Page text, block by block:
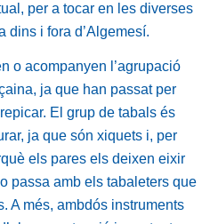
per a tocar en les diverses
dins i fora d’Algemesí.
o acompanyen l’agrupació
ja que han passat per
El grup de tabals és
ja que són xiquets i, per
els pares els deixen eixir
passa amb els tabaleters que
A més, ambdós instruments